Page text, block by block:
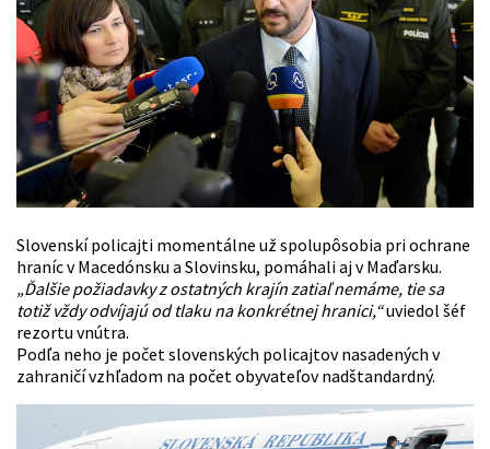
Slovenskí policajti momentálne už spolupôsobia pri ochrane
hraníc v Macedónsku a Slovinsku, pomáhali aj v Maďarsku.
„Ďalšie požiadavky z ostatných krajín zatiaľ nemáme, tie sa
totiž vždy odvíjajú od tlaku na konkrétnej hranici,“uviedol šéf
rezortu vnútra.
Podľa neho je počet slovenských policajtov nasadených v
zahraničí vzhľadom na počet obyvateľov nadštandardný.